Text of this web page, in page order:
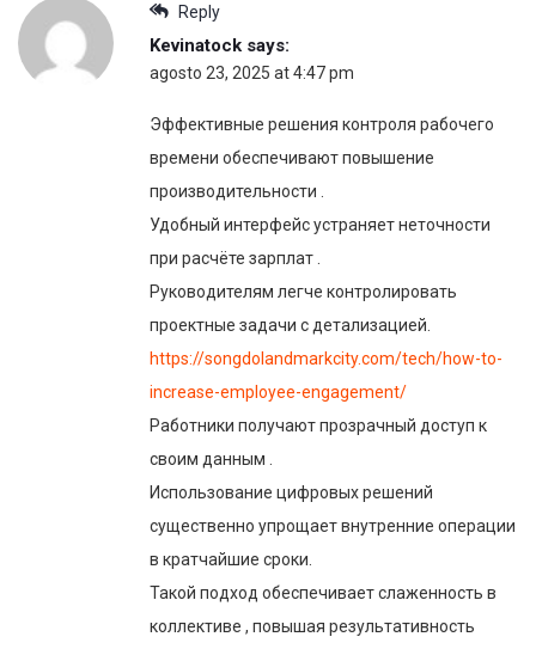
Reply
Kevinatock says:
agosto 23, 2025 at 4:47 pm
Эффективные решения контроля рабочего
времени обеспечивают повышение
производительности .
Удобный интерфейс устраняет неточности
при расчёте зарплат .
Руководителям легче контролировать
проектные задачи с детализацией.
https://songdolandmarkcity.com/tech/how-to-
increase-employee-engagement/
Работники получают прозрачный доступ к
своим данным .
Использование цифровых решений
существенно упрощает внутренние операции
в кратчайшие сроки.
Такой подход обеспечивает слаженность в
коллективе , повышая результативность